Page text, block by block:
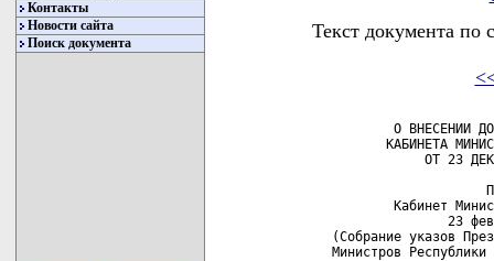
Контакты
Новости сайта
Поиск документа
Текст документа по
О ВНЕСЕНИИ
КАБИНЕТА
ОТ 23
Кабинет
23
(Собрание указов
Министров Республики